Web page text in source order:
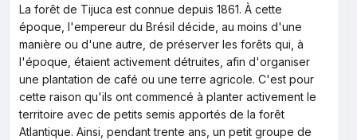
La forêt de Tijuca est connue depuis 1861. À cette
époque, l'empereur du Brésil décide, au moins d'une
manière ou d'une autre, de préserver les forêts qui, à
l'époque, étaient activement détruites, afin d'organiser
une plantation de café ou une terre agricole. C'est pour
cette raison qu'ils ont commencé à planter activement le
territoire avec de petits semis apportés de la forêt
Atlantique. Ainsi, pendant trente ans, un petit groupe de